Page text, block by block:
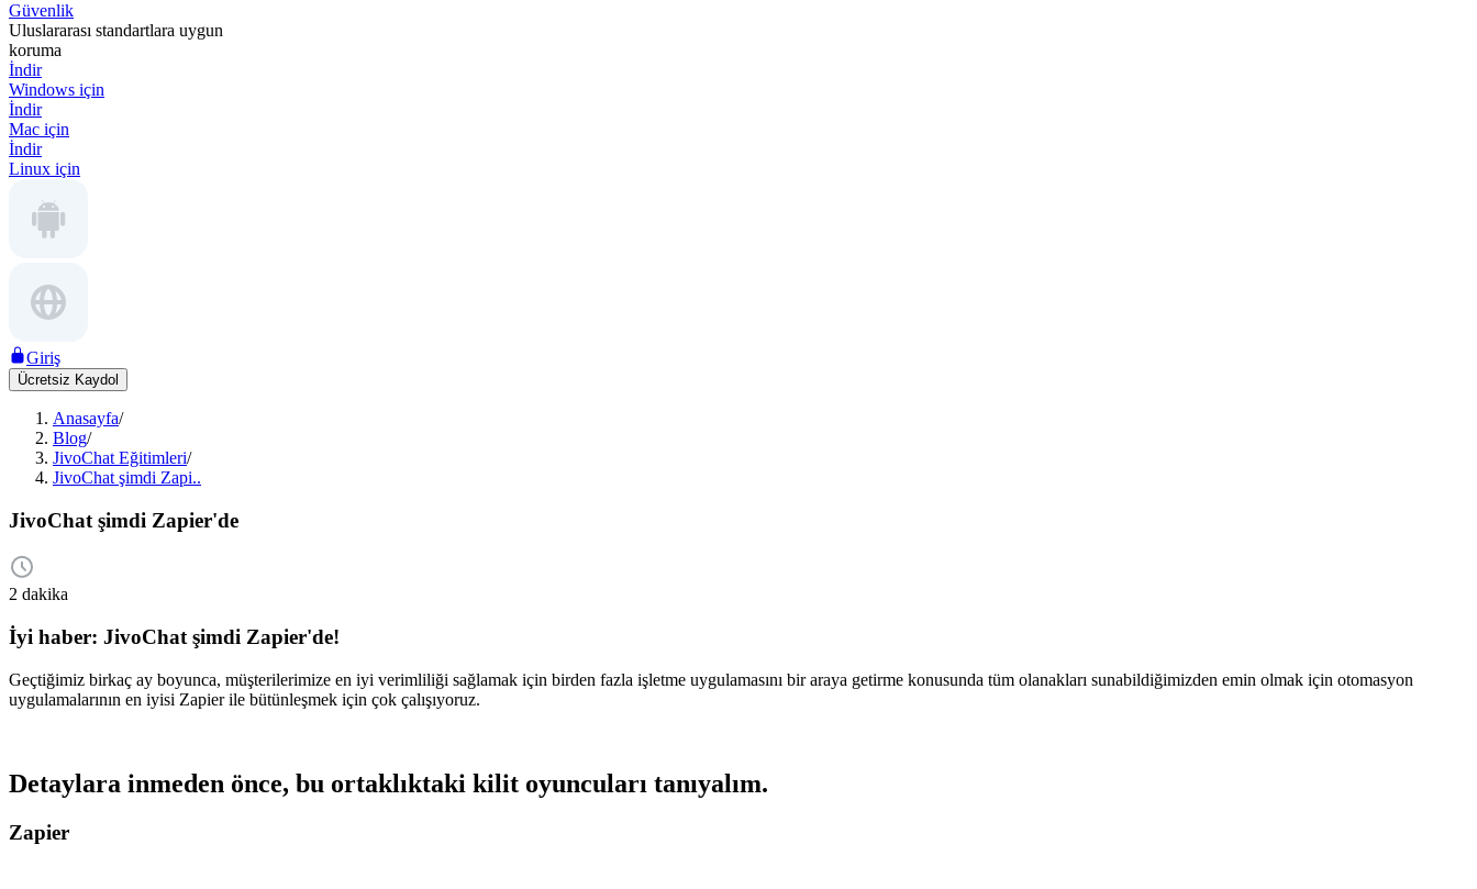
Güvenlik
Uluslararası standartlara uygun
koruma
İndir
Windows için
İndir
Mac için
İndir
Linux için
Giriş
Ücretsiz Kaydol
Anasayfa/
Blog/
JivoChat Eğitimleri/
JivoChat şimdi Zapi..
JivoChat şimdi Zapier'de
2 dakika
İyi haber: JivoChat şimdi Zapier'de!
Geçtiğimiz birkaç ay boyunca, müşterilerimize en iyi verimliliği sağlamak için birden fazla işletme uygulamasını bir araya getirme konusunda tüm olanakları sunabildiğimizden emin olmak için otomasyon
uygulamalarının en iyisi Zapier ile bütünleşmek için çok çalışıyoruz.
Detaylara inmeden önce, bu ortaklıktaki kilit oyuncuları tanıyalım.
Zapier